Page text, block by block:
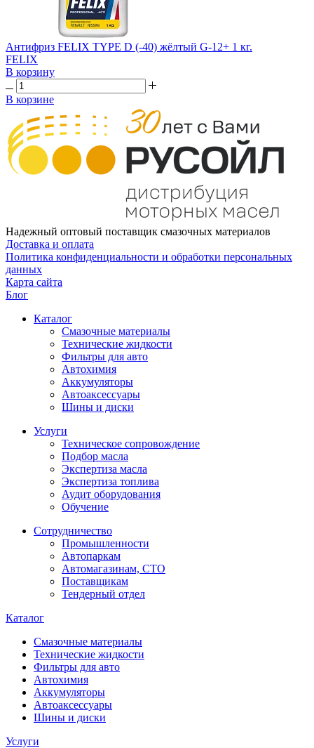
Антифриз FELIX TYPE D (-40) жёлтый G-12+ 1 кг.
FELIX
В корзину
В корзине
Надежный оптовый поставщик смазочных материалов
Доставка и оплата
Политика конфиденциальности и обработки персональных
данных
Карта сайта
Блог
Каталог
Смазочные материалы
Технические жидкости
Фильтры для авто
Автохимия
Аккумуляторы
Автоаксессуары
Шины и диски
Услуги
Техническое сопровождение
Подбор масла
Экспертиза масла
Экспертиза топлива
Аудит оборудования
Обучение
Сотрудничество
Промышленности
Автопаркам
Автомагазинам, СТО
Поставщикам
Тендерный отдел
Каталог
Смазочные материалы
Технические жидкости
Фильтры для авто
Автохимия
Аккумуляторы
Автоаксессуары
Шины и диски
Услуги